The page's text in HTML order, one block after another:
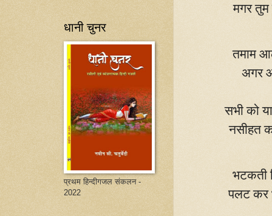
मगर तुम
तमाम
अगर
सभी को
नसीहत
भटकती
पलट कर
धानी चुनर
प्रथम हिन्दीगजल संकलन -
2022